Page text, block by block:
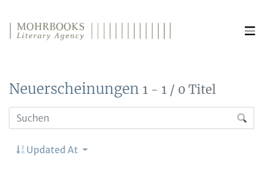
Neuerscheinungen 1 - 1 / 0 Titel
Updated At